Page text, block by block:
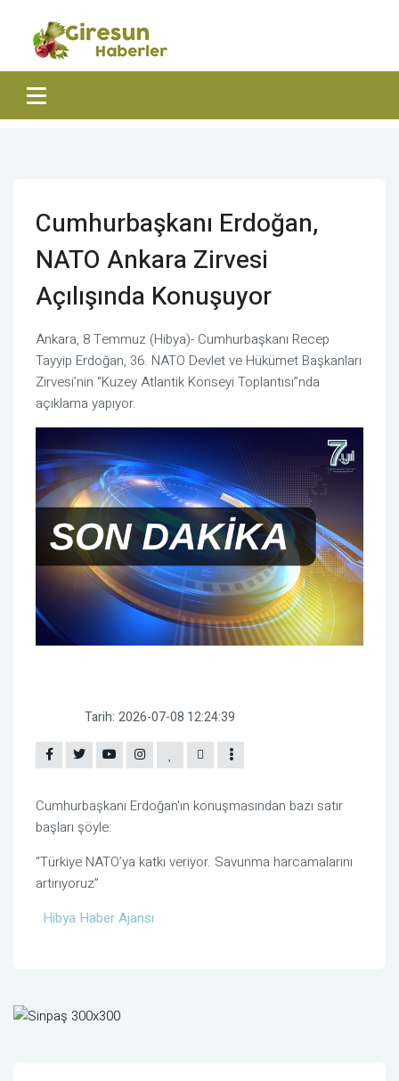
Cumhurbaşkanı Erdoğan,
NATO Ankara Zirvesi
Açılışında Konuşuyor
Ankara, 8 Temmuz (Hibya)- Cumhurbaşkanı Recep
Tayyip Erdoğan, 36. NATO Devlet ve Hükümet Başkanları
Zirvesi’nin “Kuzey Atlantik Konseyi Toplantısı”nda
açıklama yapıyor.
Tarih: 2026-07-08 12:24:39
Cumhurbaşkanı Erdoğan'ın konuşmasından bazı satır
başları şöyle:
“Türkiye NATO’ya katkı veriyor. Savunma harcamalarını
artırıyoruz”
Hibya Haber Ajansı